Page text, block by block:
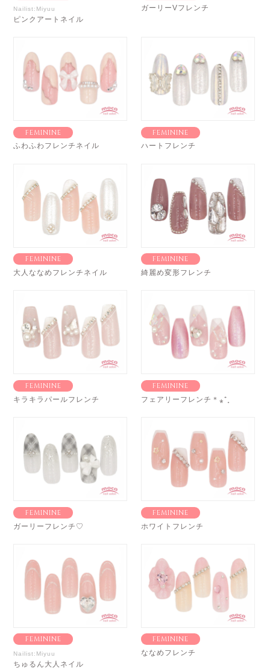
Nailist:Miyuu
ピンクアートネイル
ガーリーVフレンチ
FEMININE
ふわふわフレンチネイル
FEMININE
ハートフレンチ
FEMININE
大人ななめフレンチネイル
FEMININE
綺麗め変形フレンチ
FEMININE
キラキラパールフレンチ
FEMININE
フェアリーフレンチ＊⁎⁺˳
FEMININE
ガーリーフレンチ♡
FEMININE
ホワイトフレンチ
FEMININE
Nailist:Miyuu
ちゅるん大人ネイル
FEMININE
ななめフレンチ